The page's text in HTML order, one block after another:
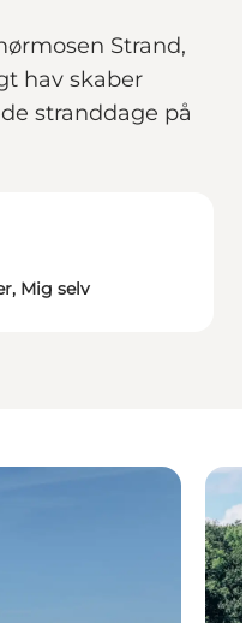
Strand,
hav skaber
stranddage på
Mig selv